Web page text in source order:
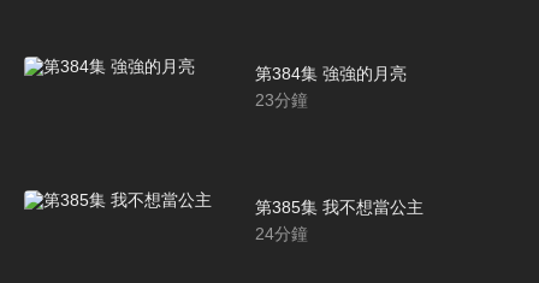
第384集 強強的月亮
23分鐘
第385集 我不想當公主
24分鐘